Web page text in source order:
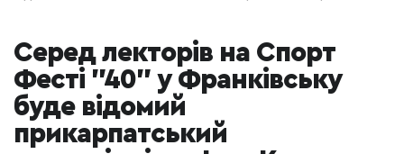
Серед лекторів на Спорт
Фесті "40" у Франківську
буде відомий
прикарпатський